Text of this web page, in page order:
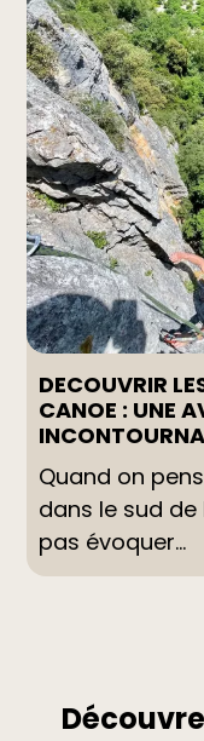
DECOUVRIR
CANOE : UNE
Quand on
dans le sud
pas évoquer...